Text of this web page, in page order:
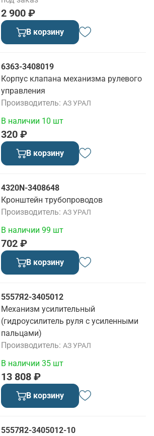
2 900 ₽
В корзину
6363-3408019
Корпус клапана механизма рулевого
управления
Производитель АЗ УРАЛ
320 ₽
В наличии 10 шт
В корзину
4320N-3408648
Кронштейн трубопроводов
Производитель АЗ УРАЛ
702 ₽
В наличии 99 шт
В корзину
5557Я2-3405012
Механизм усилительный
(гидроусилитель руля с усиленными
пальцами)
Производитель АЗ УРАЛ
13 808 ₽
В наличии 35 шт
В корзину
5557Я2-3405012-10